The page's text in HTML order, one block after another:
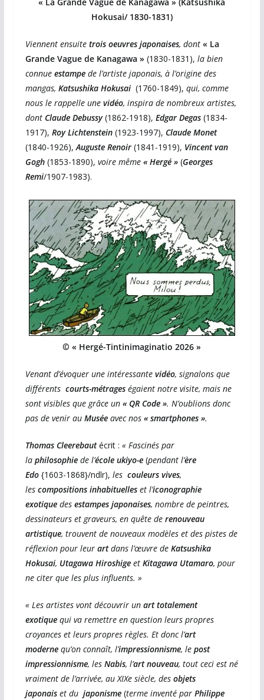
Hokusai/ 1830-1831)
Viennent ensuite trois oeuvres japonaises, dont « La
Grande Vague de Kanagawa » (1830-1831), la bien
connue estampede l’artiste japonais, à l’origine des
mangas, Katsushika Hokusai(1760-1849), qui, comme
nous le rappelle unevidéo, inspira de nombreux artistes,
dont Claude Debussy (1862-1918), Edgar Degas (1834-
1917), Roy Lichtenstein(1923-1997), Claude Monet
(1840-1926),Auguste Renoir(1841-1919), Vincent van
Gogh(1853-1890), voire même« Hergé » (Georges
Remi/1907-1983).
© « Hergé-Tintinimaginatio 2026 »
Venant d’évoquer une intéressantevidéo, signalons que
différents courts-métrages égaient notre visite, mais ne
sont visibles que grâce un « QR Code ». N’oublions donc
pas de venir auMuséeavec nos « smartphones ».
Thomas Cleerebautécrit : « Fascinés par
laphilosophie de l’école ukiyo-e (pendant l’ère
Edo {1603-1868}/ndlr), les couleurs vives,
les compositions inhabituelleset l’iconographie
exotique des estampes japonaises, nombre de peintres,
dessinateurs et graveurs, en quête de renouveau
artistique, trouvent de nouveaux modèles et des pistes de
réflexion pour leur artdans l’œuvre de Katsushika
Hokusai, Utagawa Hiroshigeet Kitagawa Utamaro, pour
ne citer que les plus influents. »
« Les artistes vont découvrir un art totalement
exotiquequi va remettre en question leurs propres
croyances et leurs propres règles. Et donc l’art
modernequ’on connaît, l’impressionnisme, lepost
impressionnisme, lesNabis, l’art nouveau, tout ceci est né
vraiment de l’arrivée, au XIXe siècle, desobjets
japonais et dujaponisme(terme inventé par Philippe